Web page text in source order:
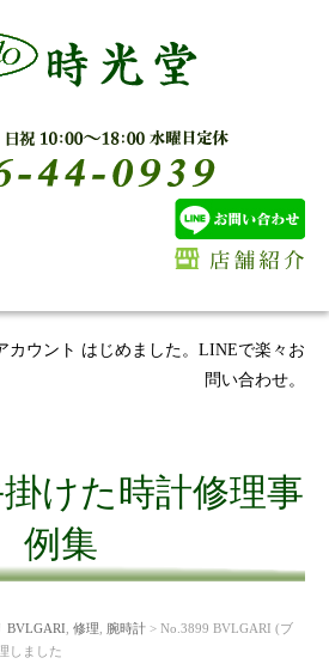
カウント はじめました。LINEで楽々お
問い合わせ。
けた時計修理事
例集
BVLGARI 修理 腕時計 > No.3899 BVLGARI (ブ
しました